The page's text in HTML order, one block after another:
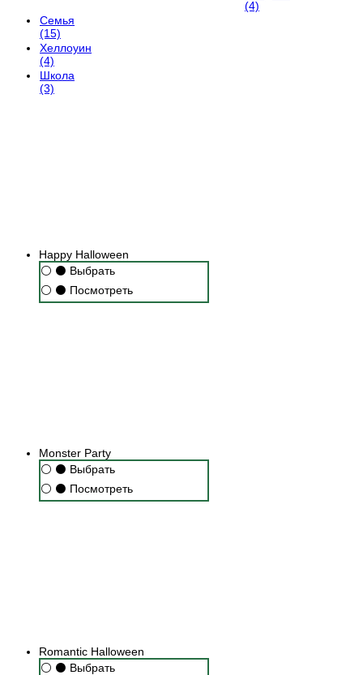
(4)
Семья
(15)
Хеллоуин
(4)
Школа
(3)
Happy Halloween
⚪ ⚫ Выбрать
⚪ ⚫ Посмотреть
Monster Party
⚪ ⚫ Выбрать
⚪ ⚫ Посмотреть
Romantic Halloween
⚪ ⚫ Выбрать